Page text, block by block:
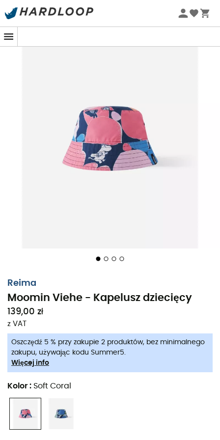
Letnie promocje 🔥 -5% DODATKOWO przy zakupie 2
Reima
Moomin Viehe - Kapelusz dziecięcy
139,00 zł
z VAT
Oszczędź 5 % przy zakupie 2 produktów, bez minimalnego
zakupu, używając kodu Summer5.
Więcej info
Kolor : Soft Coral
Kiedy słońce świeci pełnym blaskiem, a zew przygody
daje o sobie znać, kluczowe jest, aby dobrze chronić
naszych małych odkrywców.
Moomin Vieheto niezbędny dodatek na letnie wyjścia w
pełnym bezpieczeństwie. Zaprojektowany dla
najmłodszych, ten kapelusz zapewnia
ochronę przed promieniowaniem UV
gwarantując komfort oddychający.